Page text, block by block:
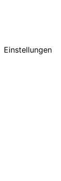
Einstellungen